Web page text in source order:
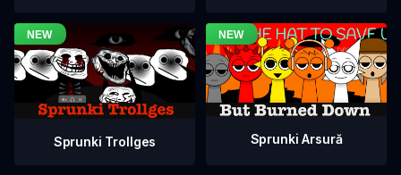
Sprunki Trollges Sprunki Arsură